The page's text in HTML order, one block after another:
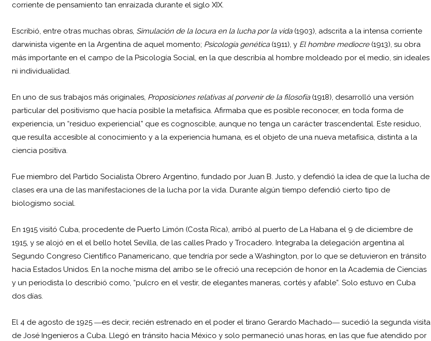
corriente de pensamiento tan enraizada durante el siglo XIX.
Escribió, entre otras muchas obras, Simulación de la locura en la lucha por la vida(1903), adscrita a la intensa corriente
darwinista vigente en la Argentina de aquel momento; Psicología genética(1911), y El hombre mediocre(1913), su obra
más importante en el campo de la Psicología Social, en la que describía al hombre moldeado por el medio, sin ideales
ni individualidad.
En uno de sus trabajos más originales, Proposiciones relativas al porvenir de la filosofía(1918), desarrolló una versión
particular del positivismo que hacía posible la metafísica. Afirmaba que es posible reconocer, en toda forma de
experiencia, un “residuo experiencial” que es cognoscible, aunque no tenga un carácter trascendental. Este residuo,
que resulta accesible al conocimiento y a la experiencia humana, es el objeto de una nueva metafísica, distinta a la
ciencia positiva.
Fue miembro del Partido Socialista Obrero Argentino, fundado por Juan B. Justo, y defendió la idea de que la lucha de
clases era una de las manifestaciones de la lucha por la vida. Durante algún tiempo defendió cierto tipo de
biologismo social.
En 1915 visitó Cuba, procedente de Puerto Limón (Costa Rica), arribó al puerto de La Habana el 9 de diciembre de
1915, y se alojó en el el bello hotel Sevilla, de las calles Prado y Trocadero. Integraba la delegación argentina al
Segundo Congreso Científico Panamericano, que tendría por sede a Washington, por lo que se detuvieron en tránsito
hacia Estados Unidos. En la noche misma del arribo se le ofreció una recepción de honor en la Academia de Ciencias
y un periodista lo describió como, “pulcro en el vestir, de elegantes maneras, cortés y afable”. Solo estuvo en Cuba
dos días.
El 4 de agosto de 1925 ―es decir, recién estrenado en el poder el tirano Gerardo Machado― sucedió la segunda visita
de José Ingenieros a Cuba. Llegó en tránsito hacia México y solo permaneció unas horas, en las que fue atendido por